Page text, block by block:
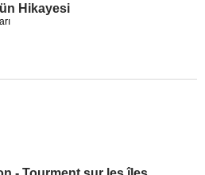
Hikayesi